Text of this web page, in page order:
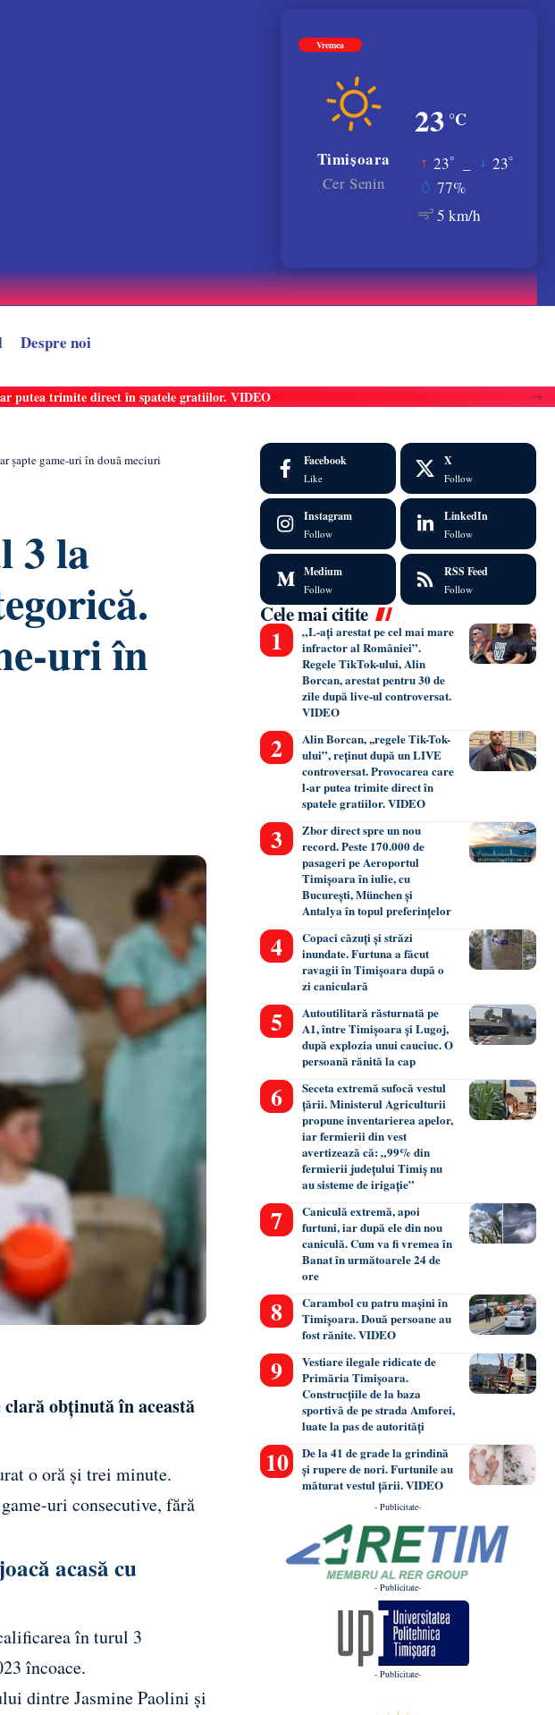
Vremea
23 °C
Timișoara
Cer Senin
23° 23°
77%
5 km/h
Despre noi
putea trimite direct în spatele gratiilor. VIDEO
șapte game-uri în două meciuri
3 la
uri în
obținută în această
o oră și trei minute.
uri consecutive, fără
acasă cu
în turul 3
încoace.
dintre Jasmine Paolini și
Facebook
Like
X
Follow
Instagram
Follow
LinkedIn
Follow
Medium
Follow
RSS Feed
Follow
Cele mai citite
„L-ați arestat pe cel mai mare
infractor al României”.
Regele TikTok-ului, Alin
Borcan, arestat pentru 30 de
zile după live-ul controversat.
VIDEO
Alin Borcan, ,,regele Tik-Tok-
ului”, reținut după un LIVE
controversat. Provocarea care
l-ar putea trimite direct în
spatele gratiilor. VIDEO
Zbor direct spre un nou
record. Peste 170.000 de
pasageri pe Aeroportul
Timișoara în iulie, cu
București, München și
Antalya în topul preferințelor
Copaci căzuți și străzi
inundate. Furtuna a făcut
ravagii în Timișoara după o
zi caniculară
Autoutilitară răsturnată pe
A1, între Timișoara și Lugoj,
după explozia unui cauciuc. O
persoană rănită la cap
Seceta extremă sufocă vestul
țării. Ministerul Agriculturii
propune inventarierea apelor,
iar fermierii din vest
avertizează că: „99% din
fermierii județului Timiș nu
au sisteme de irigație”
Caniculă extremă, apoi
furtuni, iar după ele din nou
caniculă. Cum va fi vremea în
Banat în următoarele 24 de
ore
Carambol cu patru mașini în
Timișoara. Două persoane au
fost rănite. VIDEO
Vestiare ilegale ridicate de
Primăria Timișoara.
Construcțiile de la baza
sportivă de pe strada Amforei,
luate la pas de autorități
De la 41 de grade la grindină
și rupere de nori. Furtunile au
măturat vestul țării. VIDEO
- Publicitate-
- Publicitate-
- Publicitate-